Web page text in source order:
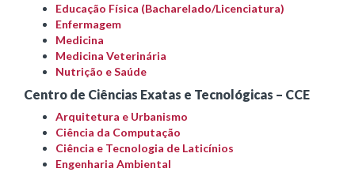
Educação Física (Bacharelado/Licenciatura)
Enfermagem
Medicina
Medicina Veterinária
Nutrição e Saúde
Centro de Ciências Exatas e Tecnológicas – CCE
Arquitetura e Urbanismo
Ciência da Computação
Ciência e Tecnologia de Laticínios
Engenharia Ambiental